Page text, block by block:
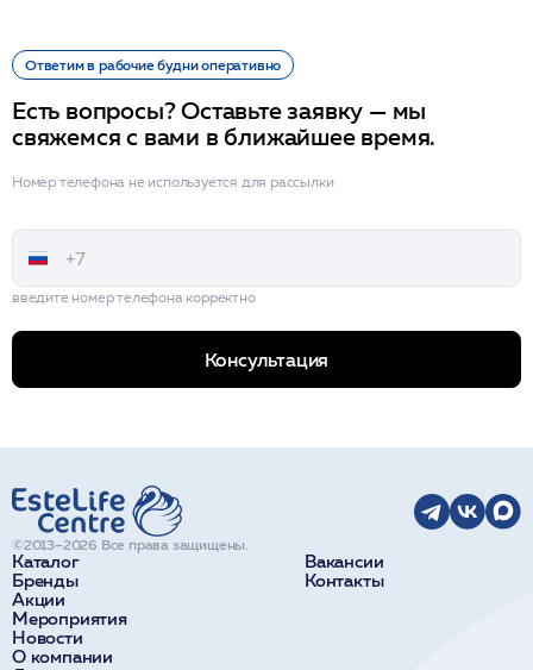
Ответим в рабочие будни оперативно
Есть вопросы? Оставьте заявку — мы
свяжемся с вами в ближайшее время.
Номер телефона не используется для рассылки
введите номер телефона корректно
Консультация
Каталог
Бренды
Акции
Мероприятия
Новости
О компании
Вакансии
Контакты
©2013–2026 Все права защищены.